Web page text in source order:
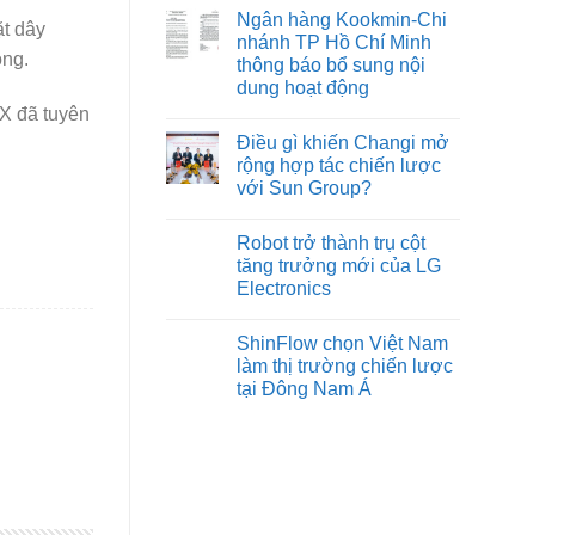
dây
đã tuyên
Ngân hàng Kookmin-Chi
nhánh TP Hồ Chí Minh
thông báo bổ sung nội
dung hoạt động
Điều gì khiến Changi mở
rộng hợp tác chiến lược
với Sun Group?
Robot trở thành trụ cột
tăng trưởng mới của LG
Electronics
ShinFlow chọn Việt Nam
làm thị trường chiến lược
tại Đông Nam Á